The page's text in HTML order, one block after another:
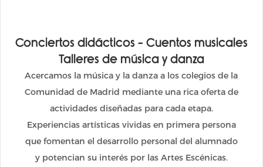
Conciertos didácticos - Cuentos musicales
Talleres de música y danza
Acercamos la música y la danza a los colegios de la
Comunidad de Madrid mediante una rica oferta de
actividades diseñadas para cada etapa.
Experiencias artísticas vividas en primera persona
que fomentan el desarrollo personal del alumnado
y potencian su interés por las Artes Escénicas.